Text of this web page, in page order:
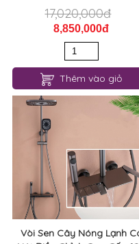
17,020,000đ
8,850,000đ
Thêm vào giỏ
Vòi Sen Cây Nóng Lạnh